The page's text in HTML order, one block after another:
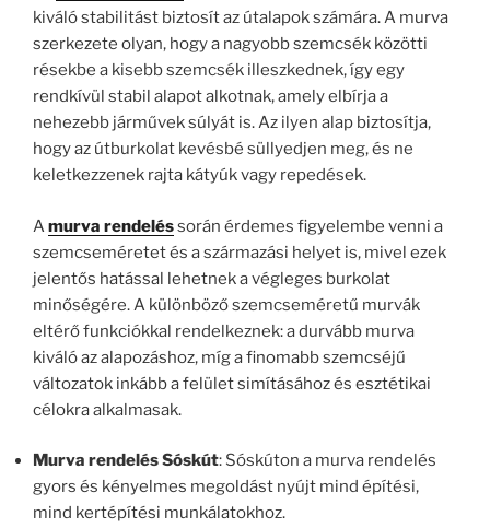
kiváló stabilitást biztosít az útalapok számára. A murva
szerkezete olyan, hogy a nagyobb szemcsék közötti
résekbe a kisebb szemcsék illeszkednek, így egy
rendkívül stabil alapot alkotnak, amely elbírja a
nehezebb járművek súlyát is. Az ilyen alap biztosítja,
hogy az útburkolat kevésbé süllyedjen meg, és ne
keletkezzenek rajta kátyúk vagy repedések.
Amurva rendeléssorán érdemes figyelembe venni a
szemcseméretet és a származási helyet is, mivel ezek
jelentős hatással lehetnek a végleges burkolat
minőségére. A különböző szemcseméretű murvák
eltérő funkciókkal rendelkeznek: a durvább murva
kiváló az alapozáshoz, míg a finomabb szemcséjű
változatok inkább a felület simításához és esztétikai
célokra alkalmasak.
Murva rendelés Sóskút: Sóskúton a murva rendelés
gyors és kényelmes megoldást nyújt mind építési,
mind kertépítési munkálatokhoz.